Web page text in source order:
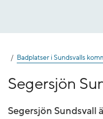
Badplatser i Sundsvalls
Segersjön
Segersjön Sundsvall